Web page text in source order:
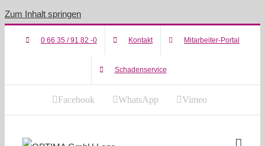
Zum Inhalt springen
0 66 35 / 91 82 -0 Kontakt Mitarbeiter-Portal
Schadenservice
Facebook WhatsApp Vimeo